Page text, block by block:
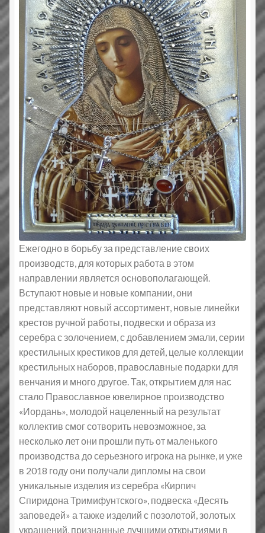
Ежегодно в борьбу за представление своих
производств, для которых работа в этом
направлении является основополагающей.
Вступают новые и новые компании, они
представляют новый ассортимент, новые линейки
крестов ручной работы, подвески и образа из
серебра с золочением, с добавлением эмали, серии
крестильных крестиков для детей, целые коллекции
крестильных наборов, православные подарки для
венчания и много другое. Так, открытием для нас
стало Православное ювелирное производство
«Иордань», молодой нацеленный на результат
коллектив смог сотворить невозможное, за
несколько лет они прошли путь от маленького
производства до серьезного игрока на рынке, и уже
в 2018 году они получали дипломы на свои
уникальные изделия из серебра «Кирпич
Спиридона Тримифунтского», подвеска «Десять
заповедей» а также изделий с позолотой, золотых
украшений, признанные лучшими открытиями в